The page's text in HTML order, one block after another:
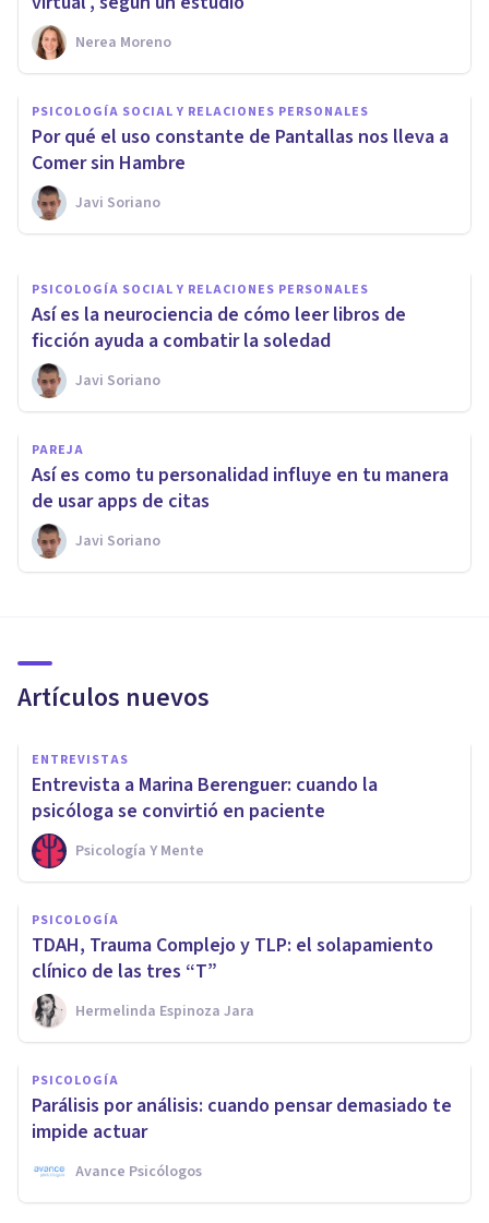
Nerea Moreno
PSICOLOGÍA SOCIAL Y RELACIONES PERSONALES
Por qué el uso constante de Pantallas nos lleva a
Comer sin Hambre
Javi Soriano
¿Es verdad que existe una
crisis de valores?
Javi Soriano
PSICOLOGÍA SOCIAL Y RELACIONES PERSONALES
Así es la neurociencia de cómo leer libros de
ficción ayuda a combatir la soledad
Javi Soriano
PAREJA
Así es como tu personalidad influye en tu manera
de usar apps de citas
Javi Soriano
Artículos nuevos
ENTREVISTAS
Entrevista a Marina Berenguer: cuando la
psicóloga se convirtió en paciente
Psicología Y Mente
PSICOLOGÍA
TDAH, Trauma Complejo y TLP: el solapamiento
clínico de las tres “T”
Hermelinda Espinoza Jara
PSICOLOGÍA
Parálisis por análisis: cuando pensar demasiado te
impide actuar
Avance Psicólogos